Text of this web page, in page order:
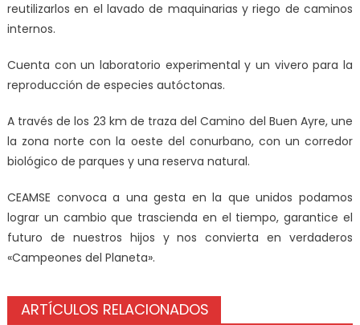
reutilizarlos en el lavado de maquinarias y riego de caminos
internos.
Cuenta con un laboratorio experimental y un vivero para la
reproducción de especies autóctonas.
A través de los 23 km de traza del Camino del Buen Ayre, une
la zona norte con la oeste del conurbano, con un corredor
biológico de parques y una reserva natural.
CEAMSE convoca a una gesta en la que unidos podamos
lograr un cambio que trascienda en el tiempo, garantice el
futuro de nuestros hijos y nos convierta en verdaderos
«Campeones del Planeta».
ARTÍCULOS RELACIONADOS